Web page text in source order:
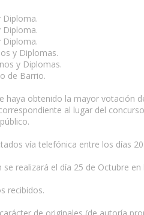
Diploma.
Diploma.
Diploma.
y Diplomas.
y Diplomas.
de Barrio.
haya obtenido la mayor votación
al lugar del
vía telefónica entre los días
se realizará el día 25 de Octubre
recibidos.
de originales (de autoría